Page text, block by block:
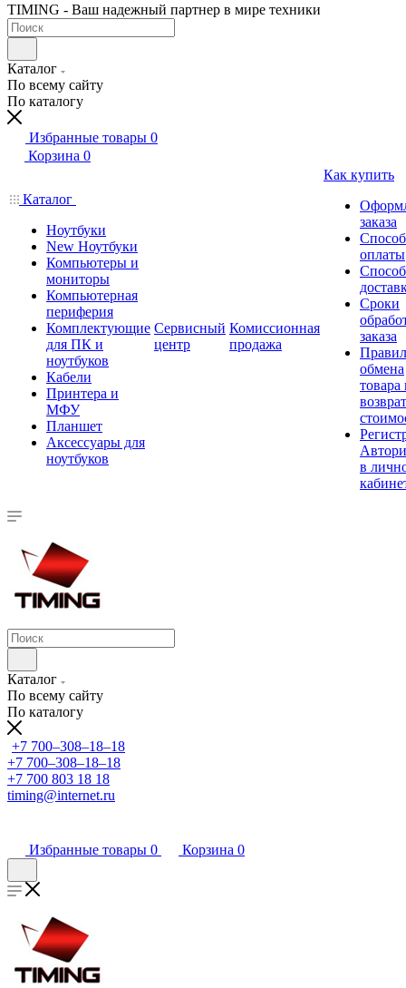
TIMING - Ваш надежный партнер в мире техники
Каталог
По всему сайту
По каталогу
Избранные товары 0
Корзина 0
Каталог
Ноутбуки
New Ноутбуки
Компьютеры и
мониторы
Компьютерная
периферия
Комплектующие
для ПК и
ноутбуков
Кабели
Принтера и
МФУ
Планшет
Аксессуары для
ноутбуков
Сервисный
центр
Комиссионная
продажа
Как купить
заказа
оплаты
Сроки
заказа
обмена
товара
в
Каталог
По всему сайту
По каталогу
+7 700‒308‒18‒18
+7 700‒308‒18‒18
+7 700 803 18 18
timing@internet.ru
Избранные товары 0 Корзина 0